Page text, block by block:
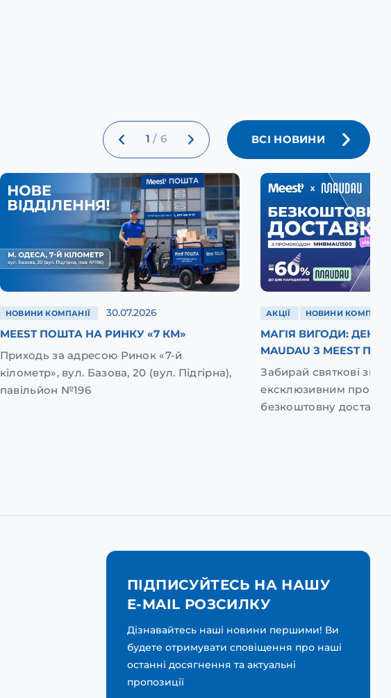
1 / 6 ВСІ НОВИНИ
НОВИНИ КОМПАНІЇ 30.07.2026
MEEST ПОШТА НА РИНКУ «7 КМ»
Приходь за адресою Ринок «7-й
кілометр», вул. Базова, 20 (вул. Підгірна),
павільйон №196
АКЦІЇ НОВИНИ КОМПАНІЇ
МАГІЯ ВИГОДИ:
MAUDAU З MEEST
Забирай святкові
ексклюзивним
безкоштовну доставку
ПІДПИСУЙТЕСЬ НА НАШУ
E-MAIL РОЗСИЛКУ
Дізнавайтесь наші новини першими! Ви
будете отримувати сповіщення про наші
останні досягнення та актуальні
пропозиції